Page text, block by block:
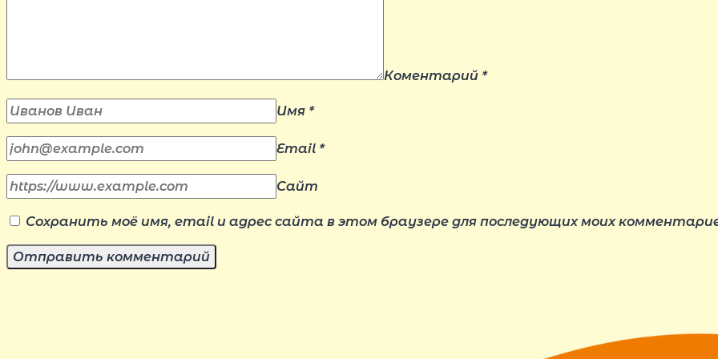
Коментарий *
Имя *
Email *
Сайт
Сохранить моё имя, email и адрес сайта в этом браузере для последующих моих